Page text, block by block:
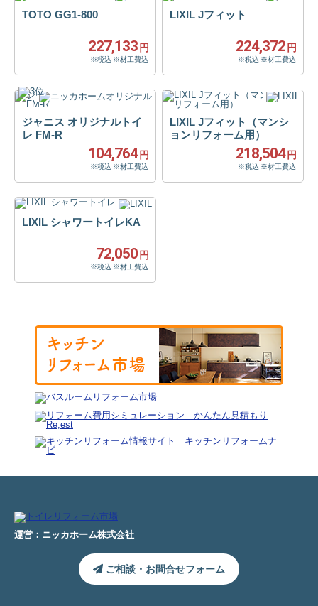
TOTO GG1-800
227,133円
※税込 ※材工費込
LIXIL Jフィット
224,372円
※税込 ※材工費込
ジャニス オリジナルトイ
レ FM-R
104,764円
※税込 ※材工費込
LIXIL Jフィット（マンシ
ョンリフォーム用）
218,504円
※税込 ※材工費込
LIXIL シャワートイレKA
72,050円
※税込 ※材工費込
運営：ニッカホーム株式会社
ご相談・お問合せフォーム